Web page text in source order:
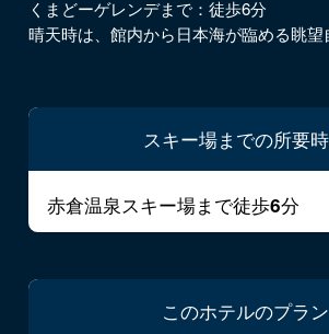
くまどーゲレンデまで：徒歩6分
晴天時は、館内から日本海が臨める眺望
スキー場までの所要
赤倉温泉スキー場まで徒歩6分
このホテルのプラン